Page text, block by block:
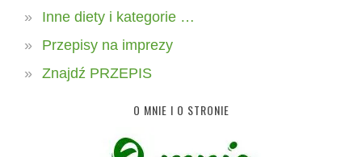
Inne diety i kategorie …
Przepisy na imprezy
Znajdź PRZEPIS
O MNIE I O STRONIE